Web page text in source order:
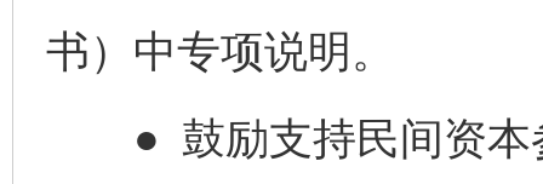
书）中专项说明。
● 鼓励支持民间资本